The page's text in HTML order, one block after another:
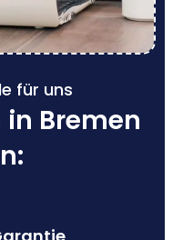
für uns
Bremen